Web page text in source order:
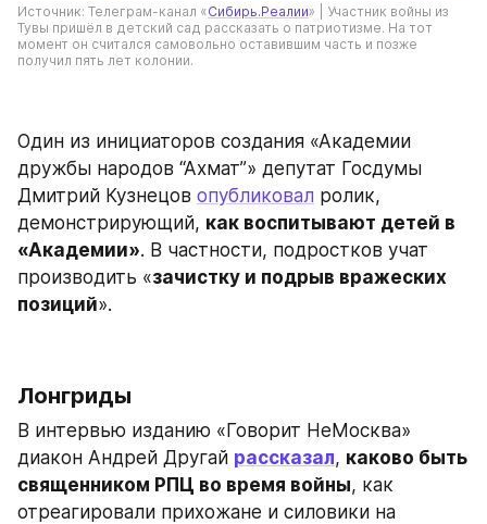
Источник: Телеграм-канал «Сибирь.Реалии» | Участник войны из
Тувы пришёл в детский сад рассказать о патриотизме. На тот
момент он считался самовольно оставившим часть и позже
получил пять лет колонии.
Один из инициаторов создания «Академии
дружбы народов “Ахмат”» депутат Госдумы
Дмитрий Кузнецов опубликовал ролик,
демонстрирующий, как воспитывают детей в
«Академии». В частности, подростков учат
производить «зачистку и подрыв вражеских
позиций».
Лонгриды
В интервью изданию «Говорит НеМосква»
диакон Андрей Другай рассказал, каково быть
священником РПЦ во время войны, как
отреагировали прихожане и силовики на